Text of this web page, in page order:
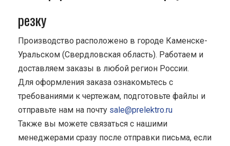
резку
Производство расположено в городе Каменске-
Уральском (Свердловская область). Работаем и
доставляем заказы в любой регион России.
Для оформления заказа ознакомьтесь с
требованиями к чертежам, подготовьте файлы и
отправьте нам на почту sale@prelektro.ru
Также вы можете связаться с нашими
менеджерами сразу после отправки письма, если